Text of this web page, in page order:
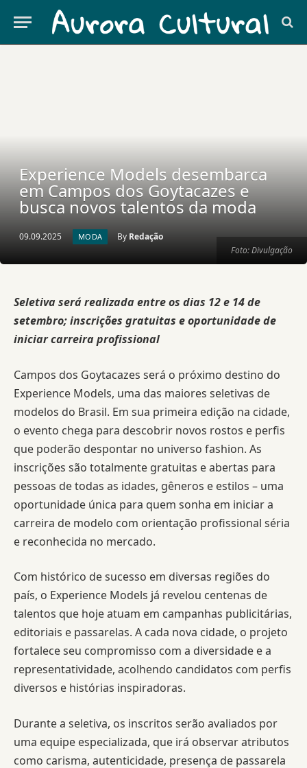
Foto: Divulgação
Experience Models desembarca
em Campos dos Goytacazes e
busca novos talentos da moda
09.09.2025 MODA By Redação
Seletiva será realizada entre os dias 12 e 14 de
setembro; inscrições gratuitas e oportunidade de
iniciar carreira profissional
Campos dos Goytacazes será o próximo destino do
Experience Models, uma das maiores seletivas de
modelos do Brasil. Em sua primeira edição na cidade,
o evento chega para descobrir novos rostos e perfis
que poderão despontar no universo fashion. As
inscrições são totalmente gratuitas e abertas para
pessoas de todas as idades, gêneros e estilos – uma
oportunidade única para quem sonha em iniciar a
carreira de modelo com orientação profissional séria
e reconhecida no mercado.
Com histórico de sucesso em diversas regiões do
país, o Experience Models já revelou centenas de
talentos que hoje atuam em campanhas publicitárias,
editoriais e passarelas. A cada nova cidade, o projeto
fortalece seu compromisso com a diversidade e a
representatividade, acolhendo candidatos com perfis
diversos e histórias inspiradoras.
Durante a seletiva, os inscritos serão avaliados por
uma equipe especializada, que irá observar atributos
como carisma, autenticidade, presença de passarela